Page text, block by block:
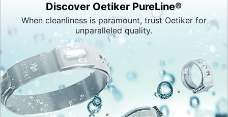
Discover Oetiker PureLine®
When cleanliness is paramount, trust Oetiker for
unparalleled quality.